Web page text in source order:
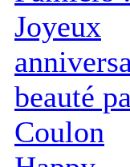
Joyeux
beauté
Coulon